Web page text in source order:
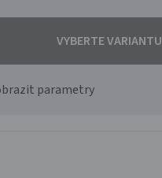
VYBERTE VARIANTU
parametry